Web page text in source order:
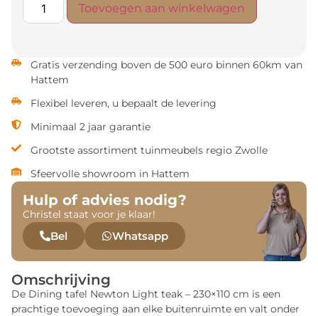
Toevoegen aan winkelwagen
Gratis verzending boven de 500 euro binnen 60km van
Hattem
Flexibel leveren, u bepaalt de levering
Minimaal 2 jaar garantie
Grootste assortiment tuinmeubels regio Zwolle
Sfeervolle showroom in Hattem
Hulp of advies nodig?
Christel staat voor je klaar!
Bel Whatsapp
Omschrijving
De Dining tafel Newton Light teak – 230×110 cm is een
prachtige toevoeging aan elke buitenruimte en valt onder